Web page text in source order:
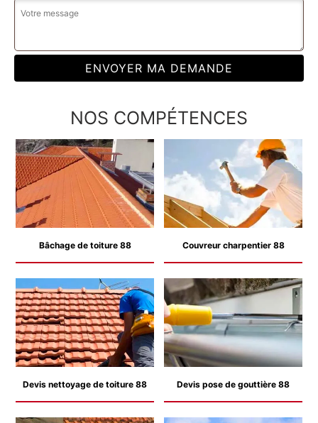
NOS COMPÉTENCES
Bâchage de toiture 88 Couvreur charpentier 88
Devis nettoyage de toiture 88 Devis pose de gouttière 88